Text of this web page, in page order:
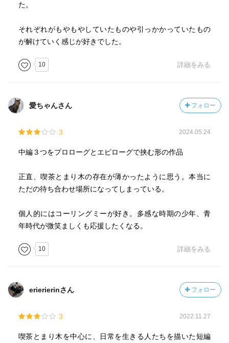
た。
それぞれがもやもやしていたものや引っかかっていたもの
が解けていく感じが好きでした。
10 詳細をみる
愛ちゃんさん フォロー
3 2024.05.24
中編３つをプロローグとエピローグで挟む形の作品
正直、喫茶とまり木の存在が薄かったように思う。本当に
ただの待ち合わせ場所になってしまっている。
個人的にはコーリングミーが好き。多感な時期の少年、青
年時代が微笑ましくも応援したくなる。
10 詳細をみる
erierierinさん フォロー
3 2022.11.27
喫茶とまり木を中心に、日常を生きる人たちを描いた短編